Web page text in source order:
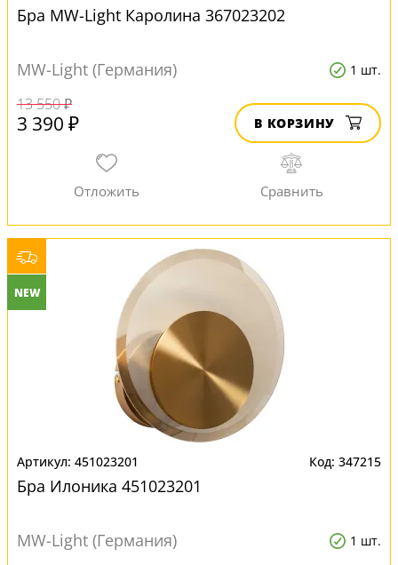
Бра MW-Light Каролина 367023202
MW-Light (Германия) 1 шт.
13 550 ₽
3 390 ₽ В КОРЗИНУ
NEW
451023201 347215
Бра Илоника 451023201
MW-Light (Германия) 1 шт.